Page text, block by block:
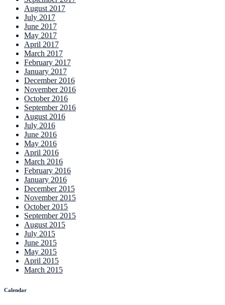
August 2017
July 2017
June 2017
May 2017
April 2017
March 2017
February 2017
January 2017
December 2016
November 2016
October 2016
September 2016
August 2016
July 2016
June 2016
May 2016
April 2016
March 2016
February 2016
January 2016
December 2015
November 2015
October 2015
September 2015
August 2015
July 2015
June 2015
May 2015
April 2015
March 2015
Calendar